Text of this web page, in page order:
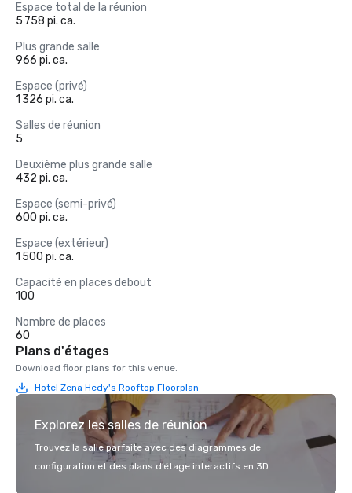
Espace total de la réunion
5 758 pi. ca.
Plus grande salle
966 pi. ca.
Espace (privé)
1 326 pi. ca.
Salles de réunion
5
Deuxième plus grande salle
432 pi. ca.
Espace (semi-privé)
600 pi. ca.
Espace (extérieur)
1 500 pi. ca.
Capacité en places debout
100
Nombre de places
60
Plans d'étages
Download floor plans for this venue.
Hotel Zena Hedy's Rooftop Floorplan
Explorez les salles de réunion
Trouvez la salle parfaite avec des diagrammes de
configuration et des plans d’étage interactifs en 3D.